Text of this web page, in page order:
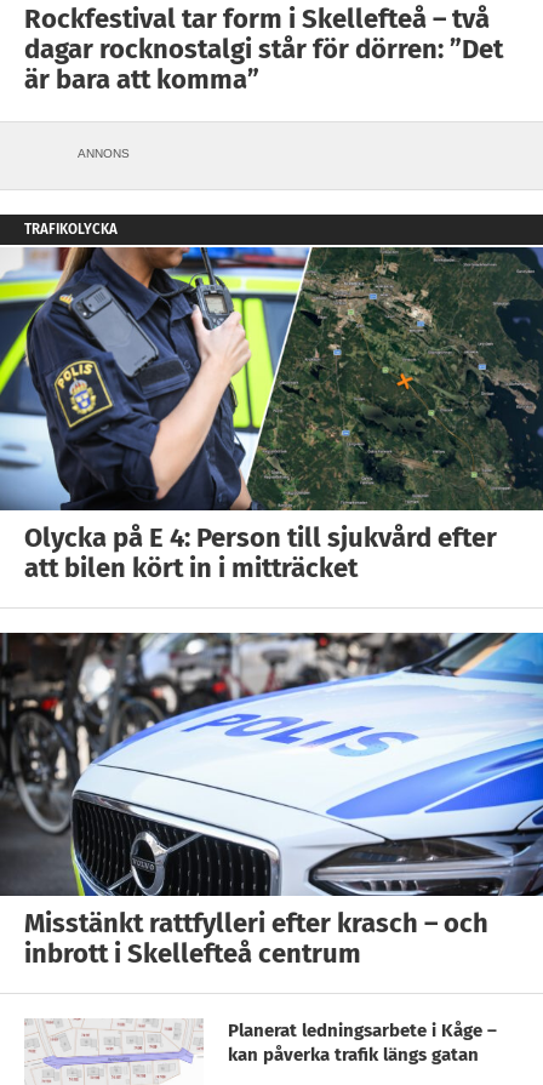
Rockfestival tar form i Skellefteå – två
dagar rocknostalgi står för dörren: ”Det
är bara att komma”
ANNONS
TRAFIKOLYCKA
Olycka på E 4: Person till sjukvård efter
att bilen kört in i mitträcket
Misstänkt rattfylleri efter krasch – och
inbrott i Skellefteå centrum
Planerat ledningsarbete i Kåge –
kan påverka trafik längs gatan